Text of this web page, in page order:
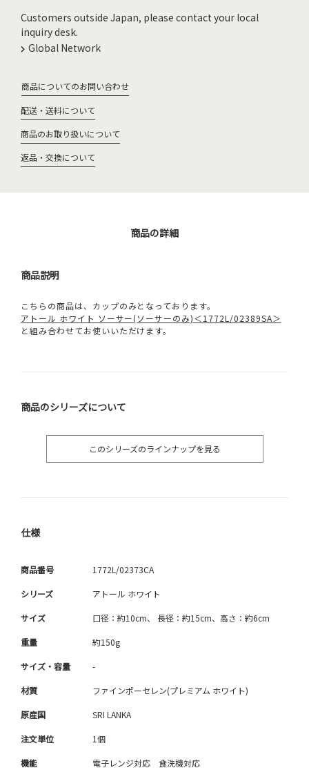
Customers outside Japan, please contact your local
inquiry desk.
Global Network
商品についてのお問い合わせ
配送・送料について
商品のお取り扱いについて
返品・交換について
商品の詳細
商品説明
こちらの商品は、カップのみとなっております。
アトール ホワイト ソーサー(ソーサーのみ)＜1772L/02389SA＞
と組み合わせてお使いいただけます。
商品のシリーズについて
このシリーズのラインナップを見る
仕様
商品番号 1772L/02373CA
シリーズ アトール ホワイト
サイズ 口径：約10cm、 長径：約15cm、高さ：約6cm
重量 約150g
サイズ・容量 -
材質 ファインポーセレン(プレミアム ホワイト)
原産国 SRI LANKA
注文単位 1個
機能 電子レンジ対応 食洗機対応